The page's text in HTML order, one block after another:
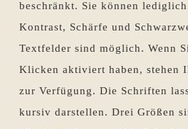
beschränkt. Sie können
Kontrast, Schärfe und
Textfelder sind möglich. Wenn
Klicken aktiviert haben, stehen
zur Verfügung. Die Schriften
kursiv darstellen. Drei Größen